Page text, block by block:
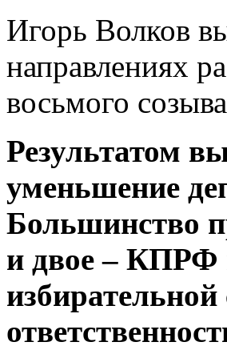
Игорь Волков
направлениях
восьмого созыва
Результатом
уменьшение
Большинство
и двое – КПРФ